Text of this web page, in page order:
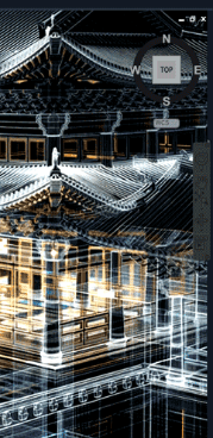
проектів. Кожне
із
інструментів і до
вони стають
перевагою!
цифровий
гравець !